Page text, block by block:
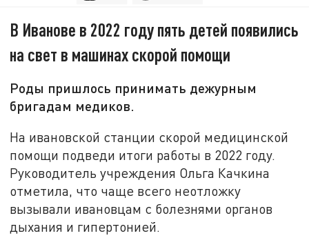
В Иванове в 2022 году пять детей появились
на свет в машинах скорой помощи
Роды пришлось принимать дежурным
бригадам медиков.
На ивановской станции скорой медицинской
помощи подведи итоги работы в 2022 году.
Руководитель учреждения Ольга Качкина
отметила, что чаще всего неотложку
вызывали ивановцам с болезнями органов
дыхания и гипертонией.